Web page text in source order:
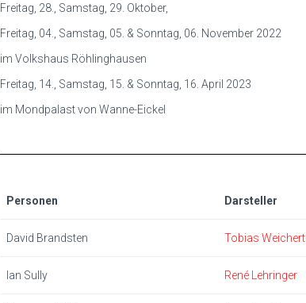
Freitag, 28., Samstag, 29. Oktober,
Freitag, 04., Samstag, 05. & Sonntag, 06. November 2022
im Volkshaus Röhlinghausen
Freitag, 14., Samstag, 15. & Sonntag, 16. April 2023
im Mondpalast von Wanne-Eickel
Personen Darsteller
David Brandsten Tobias Weichert
Ian Sully René Lehringer